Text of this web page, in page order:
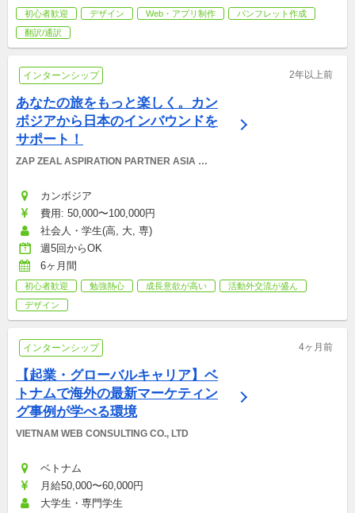
初心者歓迎 デザイン Web・アプリ制作
パンフレット作成
翻訳/通訳
インターンシップ 2年以上前
あなたの旅をもっと楽しく。カン
ボジアから日本のインバウンドを
サポート！
ZAP ZEAL ASPIRATION PARTNER ASIA
カンボジア
費用: 50,000〜100,000円
社会人・学生(高, 大, 専)
週5回からOK
6ヶ月間
初心者歓迎 勉強熱心 成長意欲が高い
活動外交流が盛ん
デザイン
インターンシップ 4ヶ月前
【起業・グローバルキャリア】ベ
トナムで海外の最新マーケティン
グ事例が学べる環境
VIETNAM WEB CONSULTING CO., LTD
ベトナム
月給50,000〜60,000円
大学生・専門学生